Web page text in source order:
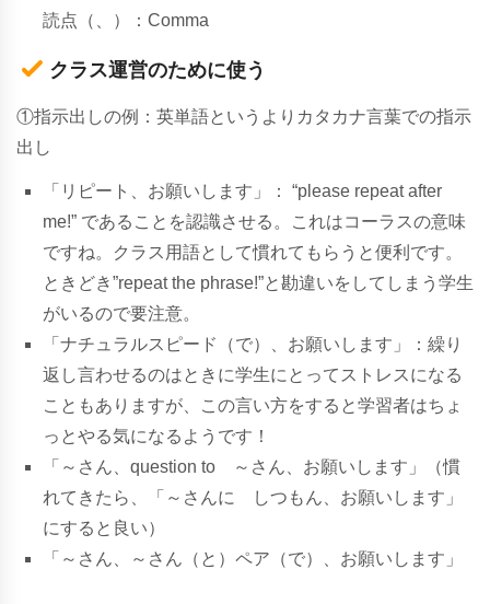
読点 （ ）： Comma
クラス運営のために使う
①指示出 しの例：英単語というよりカタカナ言葉での指示
出し
「リ ピー ト お願い し ま す」：
“please repeat after
me!” であることを認識させる。これはコーラスの意味
ですね。クラス用語として慣れてもらうと便利です。
ときどき”repeat the phrase!”と勘違いをしてしまう学生
がいるので要注意。
「ナチ ュ ラ ルス ピー ド （で） お願い し ま す」：繰り
返し言わせるのはときに学生にとってストレスになる
こともありますが、この言い方をすると学習者はちょ
っとやる気になるようです！
「～ さ ん question to ～ さ ん お願い し ま す」
（慣
れてきたら、「 ～ さ んに しつ も ん お願い し ま す」
にすると良い）
「～ さ ん ～ さ ん （ と ） ペア （で） お願い し ま す」